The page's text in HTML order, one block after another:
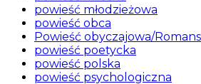
powieść młodzieżowa
powieść obca
Powieść obyczajowa/
powieść poetycka
powieść polska
powieść psychologiczna